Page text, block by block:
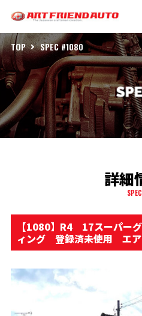
TOP SPEC #1080
詳細
SPEC
【1080】R4 17スーパー
ィング 登録済未使用 エア